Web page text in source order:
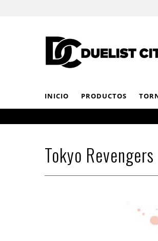
INICIO PRODUCTOS
Tokyo Revengers